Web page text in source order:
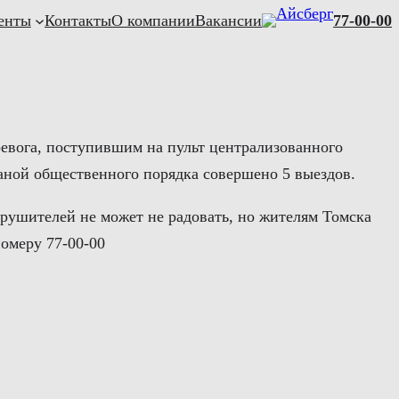
КонтактыО компанииВакансии 77-00-00
поступившим на пульт централизованного
общественного порядка совершено 5 выездов.
не может не радовать, но жителям Томска
77-00-00